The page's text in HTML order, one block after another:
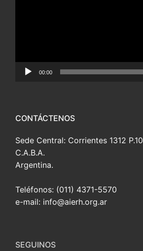
00:00
CONTÁCTENOS
Sede Central: Corrientes 1312 P.10
C.A.B.A.
Argentina.
Teléfonos: (011) 4371-5570
e-mail: info@aierh.org.ar
SEGUINOS